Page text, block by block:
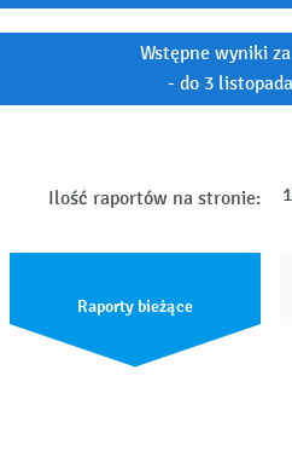
Wstępne wyniki
- do 3
Ilość raportów na stronie:
Raporty bieżące